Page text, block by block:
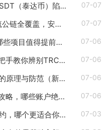
陷阱（新手必读指南） 07-07
全稳定实现0失误操作 07-07
值得提前布局？ 07-06
20假币（新手全攻略） 07-06
范（新手必读指南） 07-06
些账户绝对不能关？ 07-06
哪个更适合你？ 07-03